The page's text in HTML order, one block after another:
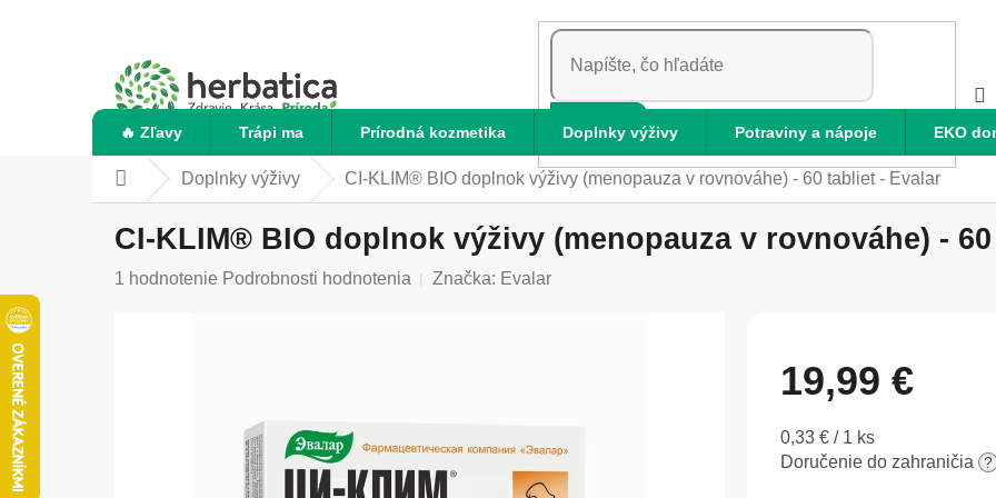
HĽADAŤ
🔥 Zľavy Trápi ma Prírodná kozmetika Doplnky výživy Potraviny a nápoje EKO
DomovDoplnky výživy CI-KLIM® BIO doplnok výživy (menopauza v rovnováhe) - 60 tabliet - Evalar
CI-KLIM® BIO doplnok výživy (menopauza v rovnováhe) -
Priemerné
1 hodnotenie Podrobnosti hodnotenia Značka: Evalar
19,99 €
Jednotková
cena:
0,33 € / 1 ks
Doručenie do zahraničia
?